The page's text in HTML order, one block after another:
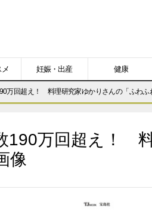
妊娠・出産 健康
万回超え！ 料理研究家ゆかりさんの「ふわふ
190万回超え！
像